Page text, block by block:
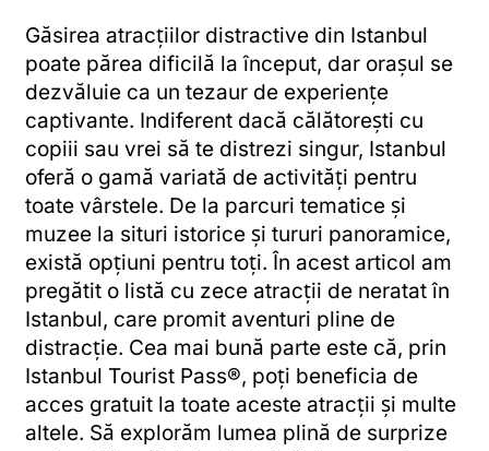
Găsirea atracțiilor distractive din Istanbul
poate părea dificilă la început, dar orașul se
dezvăluie ca un tezaur de experiențe
captivante. Indiferent dacă călătorești cu
copiii sau vrei să te distrezi singur, Istanbul
oferă o gamă variată de activități pentru
toate vârstele. De la parcuri tematice și
muzee la situri istorice și tururi panoramice,
există opțiuni pentru toți. În acest articol am
pregătit o listă cu zece atracții de neratat în
Istanbul, care promit aventuri pline de
distracție. Cea mai bună parte este că, prin
Istanbul Tourist Pass®, poți beneficia de
acces gratuit la toate aceste atracții și multe
altele. Să explorăm lumea plină de surprize